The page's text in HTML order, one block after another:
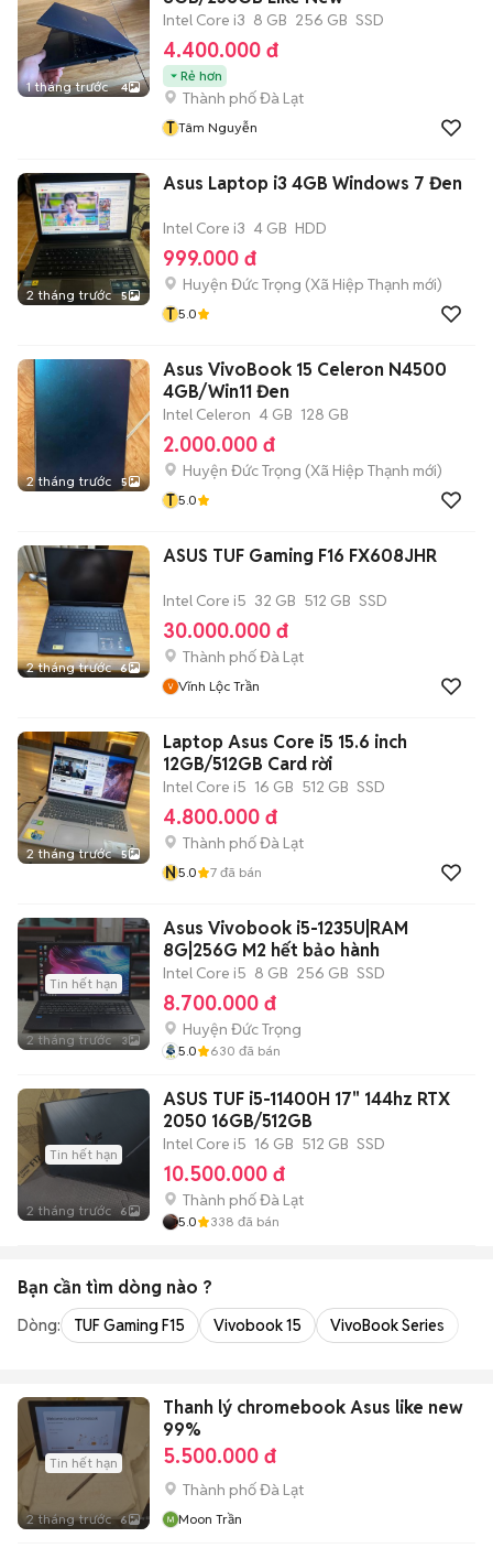
1 tháng trước 4
Intel Core i3 8 GB 256 GB SSD
4.400.000 đ
Rẻ hơn
Thành phố Đà Lạt
T Tâm Nguyễn
2 tháng trước 5
Asus Laptop i3 4GB Windows 7 Đen
Intel Core i3 4 GB HDD
999.000 đ
Huyện Đức Trọng (Xã Hiệp Thạnh mới)
T 5.0
2 tháng trước 5
Asus VivoBook 15 Celeron N4500
4GB/Win11 Đen
Intel Celeron 4 GB 128 GB
2.000.000 đ
Huyện Đức Trọng (Xã Hiệp Thạnh mới)
T 5.0
2 tháng trước 6
ASUS TUF Gaming F16 FX608JHR
Intel Core i5 32 GB 512 GB SSD
30.000.000 đ
Thành phố Đà Lạt
Vĩnh Lộc Trần
2 tháng trước 5
Laptop Asus Core i5 15.6 inch
12GB/512GB Card rời
Intel Core i5 16 GB 512 GB SSD
4.800.000 đ
Thành phố Đà Lạt
N5.0 7 đã bán
Tin hết hạn
2 tháng trước 3
Asus Vivobook i5-1235U|RAM
8G|256G M2 hết bảo hành
Intel Core i5 8 GB 256 GB SSD
8.700.000 đ
Huyện Đức Trọng
5.0 630 đã bán
Tin hết hạn
2 tháng trước 6
ASUS TUF i5-11400H 17" 144hz RTX
2050 16GB/512GB
Intel Core i5 16 GB 512 GB SSD
10.500.000 đ
Thành phố Đà Lạt
5.0 338 đã bán
Bạn cần tìm dòng nào ?
Dòng: TUF Gaming F15 Vivobook 15 VivoBook Series
Tin hết hạn
2 tháng trước 6
Thanh lý chromebook Asus like new
99%
5.500.000 đ
Thành phố Đà Lạt
Moon Trần